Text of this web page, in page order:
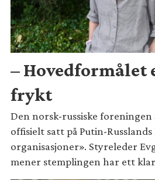
– Hovedformålet
frykt
Den norsk-russiske foreningen
offisielt satt på Putin-
organisasjoner». Styreleder
mener stemplingen har ett